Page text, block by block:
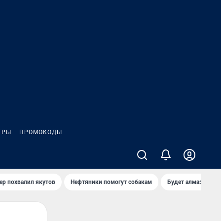
ПРОМОКОДЫ
похвалил якутов Нефтяники помогут собакам Будет алмазный